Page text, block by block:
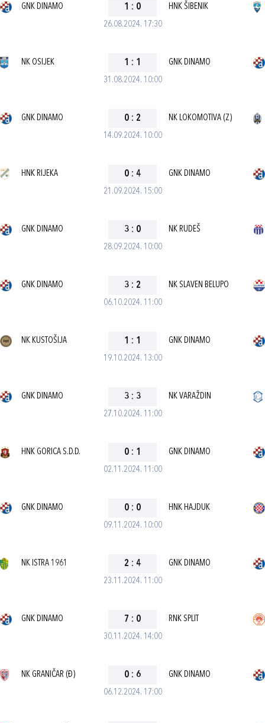
26.08.2024. 17:30
GNK DINAMO 1 : 0 HNK ŠIBENIK
31.08.2024. 10:00
NK OSIJEK 1 : 1 GNK DINAMO
14.09.2024. 10:00
GNK DINAMO 0 : 2 NK LOKOMOTIVA (Z)
21.09.2024. 15:00
HNK RIJEKA 0 : 4 GNK DINAMO
28.09.2024. 10:00
GNK DINAMO 3 : 0 NK RUDEŠ
06.10.2024. 11:00
GNK DINAMO 3 : 2 NK SLAVEN BELUPO
19.10.2024. 13:00
NK KUSTOŠIJA 1 : 1 GNK DINAMO
27.10.2024. 11:00
GNK DINAMO 3 : 3 NK VARAŽDIN
02.11.2024. 11:00
HNK GORICA S.D.D. 0 : 1 GNK DINAMO
09.11.2024. 10:00
GNK DINAMO 0 : 0 HNK HAJDUK
23.11.2024. 11:00
NK ISTRA 1961 2 : 4 GNK DINAMO
30.11.2024. 14:00
GNK DINAMO 7 : 0 RNK SPLIT
06.12.2024. 17:00
NK GRANIČAR (Đ) 0 : 6 GNK DINAMO